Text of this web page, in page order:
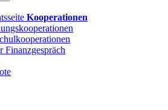
Kooperationen
Finanzgespräch